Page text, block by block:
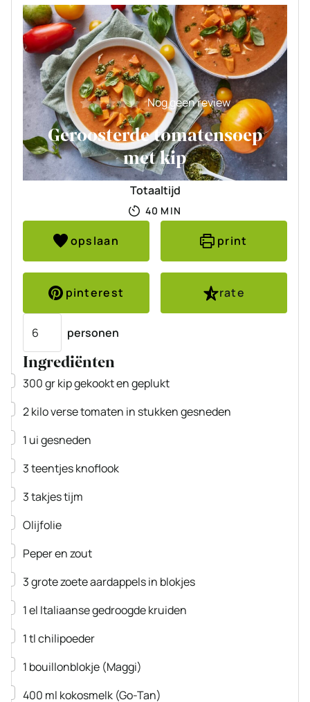
Nog geen review
Geroosterde tomatensoep
met kip
Totaaltijd
40 MINUTEN
MIN
opslaan print
pinterest
rate
personen
Ingrediënten
▢
300grkipgekookt en geplukt
▢
2kiloverse tomaten in stukken gesneden
▢
1 uigesneden
▢
3teentjesknoflook
▢
3takjestijm
▢
Olijfolie
▢
Peper en zout
▢
3grotezoete aardappelsin blokjes
▢
1el Italiaanse gedroogde kruiden
▢
1tlchilipoeder
▢
1 bouillonblokje (Maggi)
▢
400 ml kokosmelk (Go-Tan)